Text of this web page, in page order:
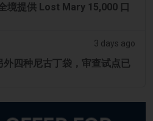
境提供 Lost Mary 15,000 口
3 days ago
外四种尼古丁袋，审查试点已